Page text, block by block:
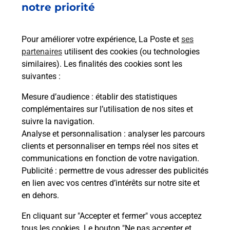
notre priorité
Pour améliorer votre expérience, La Poste et ses
partenaires utilisent des cookies (ou technologies
similaires). Les finalités des cookies sont les
suivantes :
Mesure d’audience : établir des statistiques
complémentaires sur l’utilisation de nos sites et
suivre la navigation.
Analyse et personnalisation : analyser les parcours
clients et personnaliser en temps réel nos sites et
communications en fonction de votre navigation.
Publicité : permettre de vous adresser des publicités
en lien avec vos centres d’intérêts sur notre site et
en dehors.
En cliquant sur "Accepter et fermer" vous acceptez
Boîte aux Lettres La Poste
2 Lieu Dit Les Ballans
03130 Bert
Boîte aux Lettres La Poste
Collecte du courrier aujourd'hui à 12h00
3 Place Pierre Gonard
03130 Bert
Le lien s'ouvre dans un nouvel onglet